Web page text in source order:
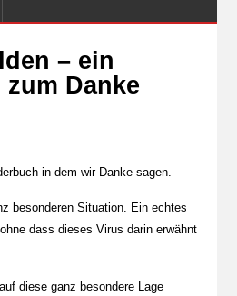
– ein
Danke
in dem wir Danke sagen.
besonderen Situation. Ein echtes
dass dieses Virus darin erwähnt
diese ganz besondere Lage